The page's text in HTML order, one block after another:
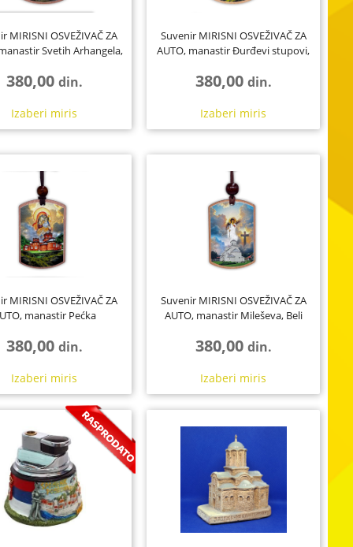
0
1
1
68
60
88
15
59
MIRISNI OSVEŽIVAČ ZA
Svetih Arhangela,
380,00 din.
Izaberi miris
Suvenir MIRISNI OSVEŽIVAČ ZA
AUTO, manastir Đurđevi stupovi,
380,00 din.
Izaberi miris
MIRISNI OSVEŽIVAČ ZA
manastir Pećka
380,00 din.
Izaberi miris
Suvenir MIRISNI OSVEŽIVAČ ZA
AUTO, manastir Mileševa, Beli
380,00 din.
Izaberi miris